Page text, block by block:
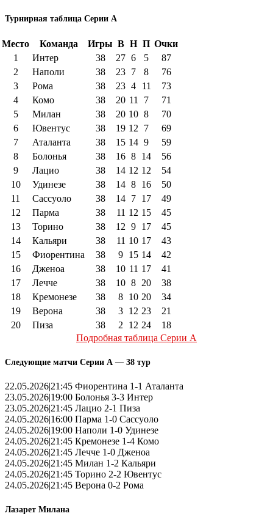
Турнирная таблица Серии А
Место Команда Игры В Н П Очки
1
Интер 38 27 6 5
87
2
Наполи 38 23 7 8
76
3
Рома 38 23 4 11
73
4
Комо 38 20 11 7
71
5
Милан 38 20 10 8
70
6
Ювентус 38 19 12 7
69
7
Аталанта 38 15 14 9
59
8
Болонья 38 16 8 14
56
9
Лацио 38 14 12 12
54
10
Удинезе 38 14 8 16
50
11
Сассуоло 38 14 7 17
49
12
Парма 38 11 12 15
45
13
Торино 38 12 9 17
45
14
Кальяри 38 11 10 17
43
15
Фиорентина 38 9 15 14
42
16
Дженоа 38 10 11 17
41
17
Лечче 38 10 8 20
38
18
Кремонезе 38 8 10 20
34
19
Верона 38 3 12 23
21
20
Пиза 38 2 12 24
18
Подробная таблица Серии А
Следующие матчи Серии А — 38 тур
22.05.2026|21:45 Фиорентина 1-1 Аталанта
23.05.2026|19:00 Болонья 3-3 Интер
23.05.2026|21:45 Лацио 2-1 Пиза
24.05.2026|16:00 Парма 1-0 Сассуоло
24.05.2026|19:00 Наполи 1-0 Удинезе
24.05.2026|21:45 Кремонезе 1-4 Комо
24.05.2026|21:45 Лечче 1-0 Дженоа
24.05.2026|21:45 Милан 1-2 Кальяри
24.05.2026|21:45 Торино 2-2 Ювентус
24.05.2026|21:45 Верона 0-2 Рома
Лазарет Милана